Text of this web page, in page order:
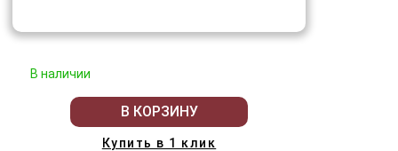
В наличии
В КОРЗИНУ
Купить в 1 клик